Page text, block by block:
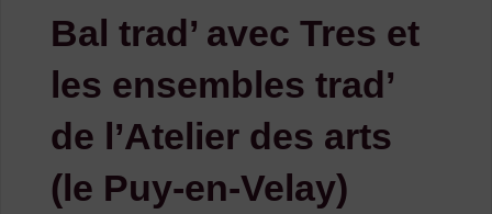
Bal trad’ avec Tres et
les ensembles trad’
de l’Atelier des arts
(le Puy-en-Velay)